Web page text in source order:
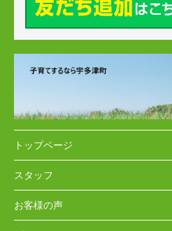
トップページ
スタッフ
お客様の声